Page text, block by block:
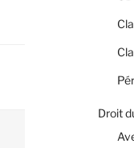
Droit